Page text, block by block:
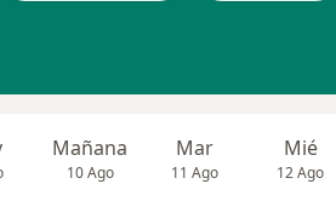
Mañana
10 Ago
Mar
11 Ago
Mié
12 Ago